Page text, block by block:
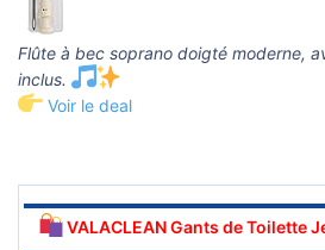
Flûte à bec soprano doigté moderne,
inclus.
Voir le deal
VALACLEAN Gants de Toilette